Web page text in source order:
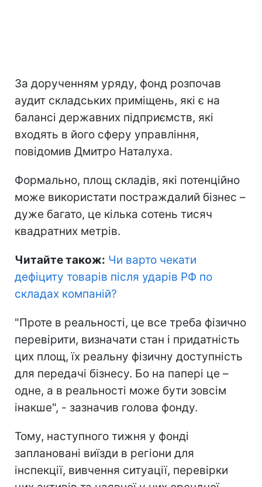
За дорученням уряду, фонд розпочав
аудит складських приміщень, які є на
балансі державних підприємств, які
входять в його сферу управління,
повідомив Дмитро Наталуха.
Формально, площ складів, які потенційно
може використати постраждалий бізнес –
дуже багато, це кілька сотень тисяч
квадратних метрів.
Читайте також: Чи варто чекати
дефіциту товарів після ударів РФ по
складах компаній?
"Проте в реальності, це все треба фізично
перевірити, визначати стан і придатність
цих площ, їх реальну фізичну доступність
для передачі бізнесу. Бо на папері це –
одне, а в реальності може бути зовсім
інакше", - зазначив голова фонду.
Тому, наступного тижня у фонді
заплановані виїзди в регіони для
інспекції, вивчення ситуації, перевірки